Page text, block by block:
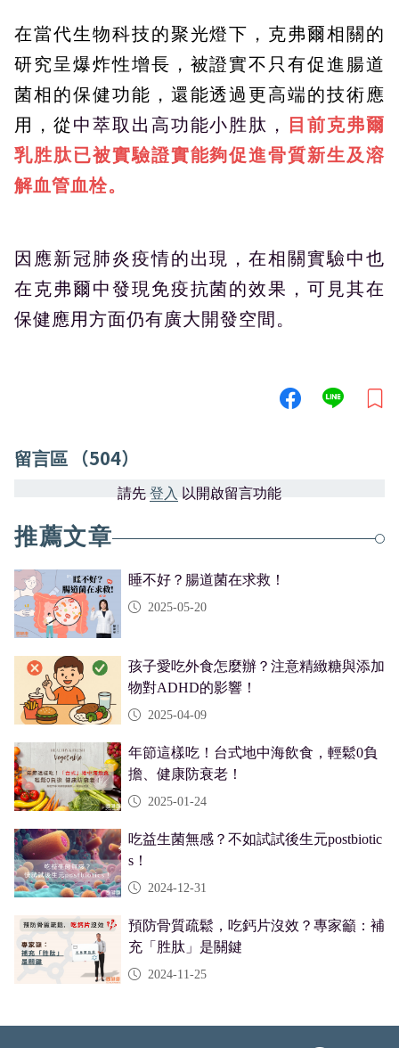
在當代生物科技的聚光燈下，克弗爾相關的
研究呈爆炸性增長，被證實不只有促進腸道
菌相的保健功能，還能透過更高端的技術應
用，從 中萃取出高功能小胜肽，
目前克弗爾
乳胜肽已被實驗證實能夠促進骨質新生及溶
解血管血栓。
因應新冠肺炎疫情的出現，在相關實驗中也
在克弗爾中發現免疫抗菌的效果，可見其在
保健應用方面仍有廣大開發空間。
留言區 （504）
請先 登入 以開啟留言功能
推薦文章
睡不好？腸道菌在求救！
2025-05-20
孩子愛吃外食怎麼辦？注意精緻糖與添加
物對ADHD的影響！
2025-04-09
年節這樣吃！台式地中海飲食，輕鬆0負
擔、健康防衰老！
2025-01-24
吃益生菌無感？不如試試後生元postbiotic
s！
2024-12-31
預防骨質疏鬆，吃鈣片沒效？專家籲：補
充「胜肽」是關鍵
2024-11-25